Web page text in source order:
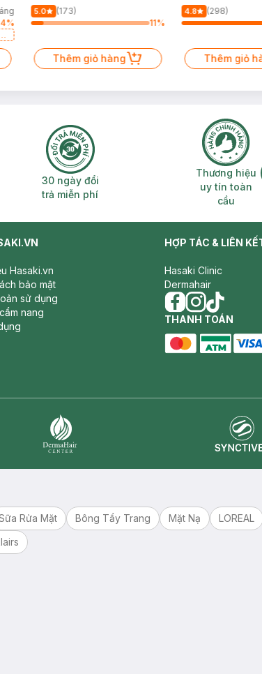
%
150ml
5.0
(173)
11%
Thêm giỏ hàng
4.8 (298)
Thêm giỏ
30 ngày đổi trả miễn phí
30 ngày đổi
trả miễn phí
Thương hiệu
uy tín toàn
cầu
Hasaki.vn
bảo mật
sử dụng
nang
HỢP TÁC & LIÊN
Hasaki Clinic
Dermahair
facebook
instagram
tiktok
THANH TOÁN
Rửa Mặt Bông Tẩy Trang Mặt Nạ LOREAL